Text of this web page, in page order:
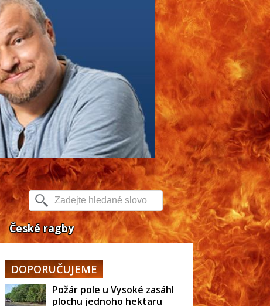
České ragby
DOPORUČUJEME
Požár pole u Vysoké zasáhl
plochu jednoho hektaru